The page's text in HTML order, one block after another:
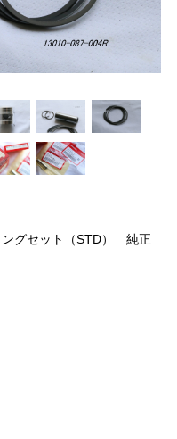
グセット（STD） 純正